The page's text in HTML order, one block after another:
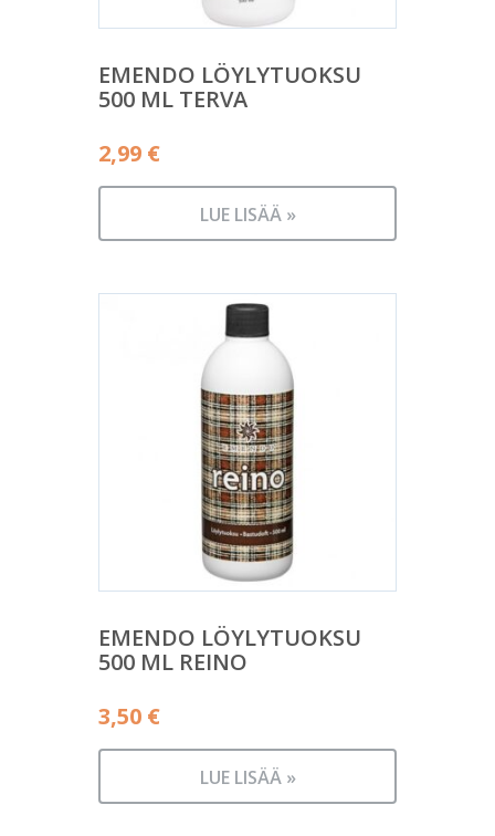
EMENDO LÖYLYTUOKSU
500 ML TERVA
2,99 €
LUE LISÄÄ »
EMENDO LÖYLYTUOKSU
500 ML REINO
3,50 €
LUE LISÄÄ »